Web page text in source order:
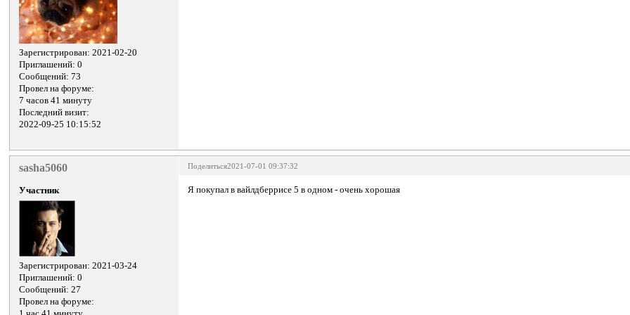
Зарегистрирован: 2021-02-20
Приглашений: 0
Сообщений: 73
Провел на форуме:
7 часов 41 минуту
Последний визит:
2022-09-25 10:15:52
Поделиться2021-07-01 09:37:32
sasha5060
Участник
Зарегистрирован: 2021-03-24
Приглашений: 0
Сообщений: 27
Провел на форуме:
Я покупал в вайлдберрисе 5 в одном - очень хорошая